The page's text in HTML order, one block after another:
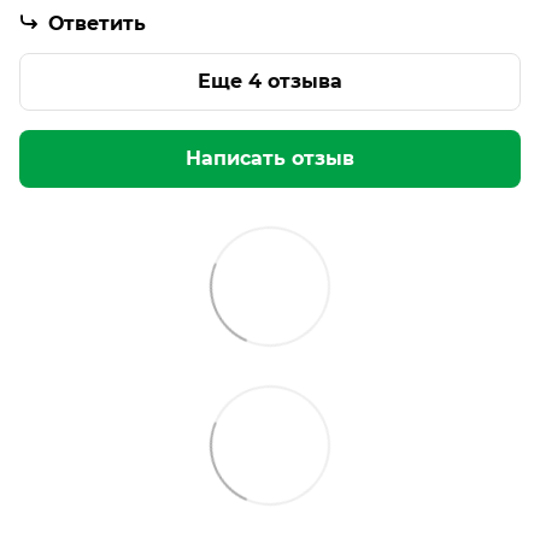
Ответить
Еще 4 отзыва
Написать отзыв